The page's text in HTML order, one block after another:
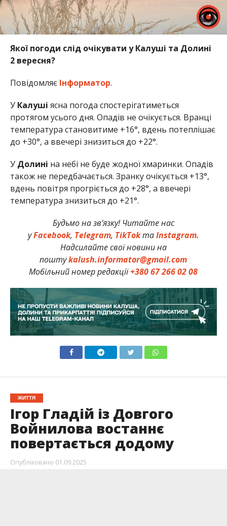
Якої погоди слід очікувати у Калуші та Долині
2 вересня?
Повідомляє Інформатор.
У Калуші ясна погода спостерігатиметься
протягом усього дня. Опадів не очікується. Вранці
температура становитиме +16°, вдень потеплішає
до +30°, а ввечері знизиться до +22°.
У Долині на небі не буде жодної хмаринки. Опадів
також не передбачається. Зранку очікується +13°,
вдень повітря прогріється до +28°, а ввечері
температура знизиться до +21°.
Будьмо на зв’язку! Читайте нас
уFacebook, Telegram, TikTokтаInstagram.
Надсилайте свої новини на
поштуkalush.informator@gmail.com
Мобільний номер редакції+380 67 266 02 08
ЖИТТЯ
Ігор Гладій із Довгого
Войнилова востаннє
повертається додому
Опубліковано 01.09.2025